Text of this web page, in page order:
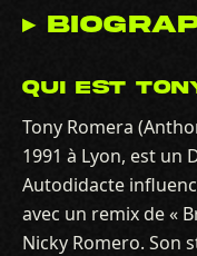
▸
QUI EST
Tony Romera
1991 à Lyon, est un
Autodidacte
avec un remix de «
Nicky Romero. Son